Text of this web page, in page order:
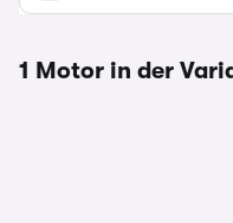
1 Motor in der